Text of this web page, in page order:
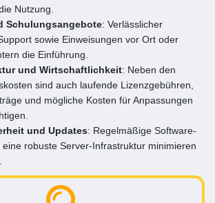
Nutzung.
Schulungsangebote: Verlässlicher
sowie Einweisungen vor Ort oder
die Einführung.
und Wirtschaftlichkeit: Neben den
sind auch laufende Lizenzgebühren,
und mögliche Kosten für Anpassungen
und Updates: Regelmäßige Software-
eine robuste Server-Infrastruktur minimieren